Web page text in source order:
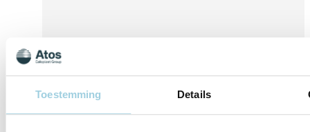
Toestemming Details
voor marketingdoeleinden, zoals: het toesturen
van aanbiedingen, uitnodigingen voor
bijeenkomsten en informatie over producten en
diensten van Atos Medical.